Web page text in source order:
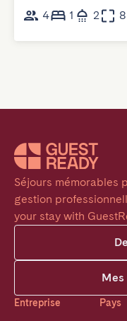
4
1 2
Séjours mémorables
gestion
your stay with
Entreprise Pays